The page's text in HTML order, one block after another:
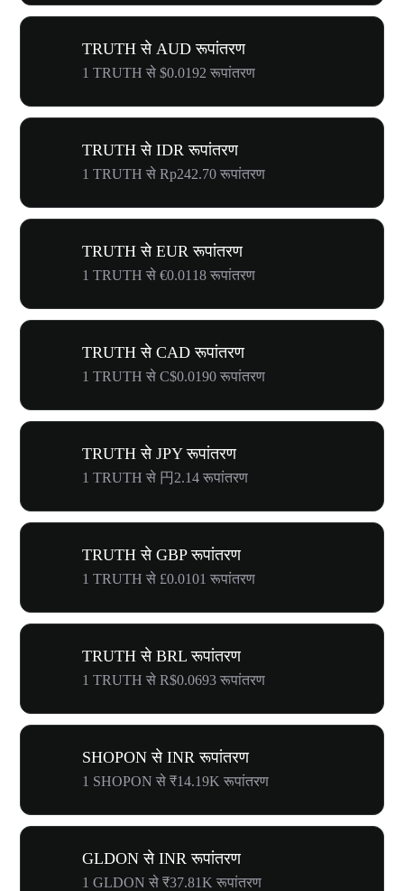
TRUTH से AUD रूपांतरण
1 TRUTH से $0.0192 रूपांतरण
TRUTH से IDR रूपांतरण
1 TRUTH से Rp242.70 रूपांतरण
TRUTH से EUR रूपांतरण
1 TRUTH से €0.0118 रूपांतरण
TRUTH से CAD रूपांतरण
1 TRUTH से C$0.0190 रूपांतरण
TRUTH से JPY रूपांतरण
1 TRUTH से 円2.14 रूपांतरण
TRUTH से GBP रूपांतरण
1 TRUTH से £0.0101 रूपांतरण
TRUTH से BRL रूपांतरण
1 TRUTH से R$0.0693 रूपांतरण
SHOPON से INR रूपांतरण
1 SHOPON से ₹14.19K रूपांतरण
GLDON से INR रूपांतरण
1 GLDON से ₹37.81K रूपांतरण